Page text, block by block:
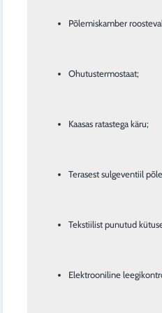
Põlemiskamber
Ohutustermostaat;
Kaasas ratastega käru;
Terasest sulgeventiil
Tekstiilist punutud
Elektrooniline